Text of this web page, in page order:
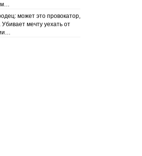
может это провокатор,
Убивает мечту уехать от